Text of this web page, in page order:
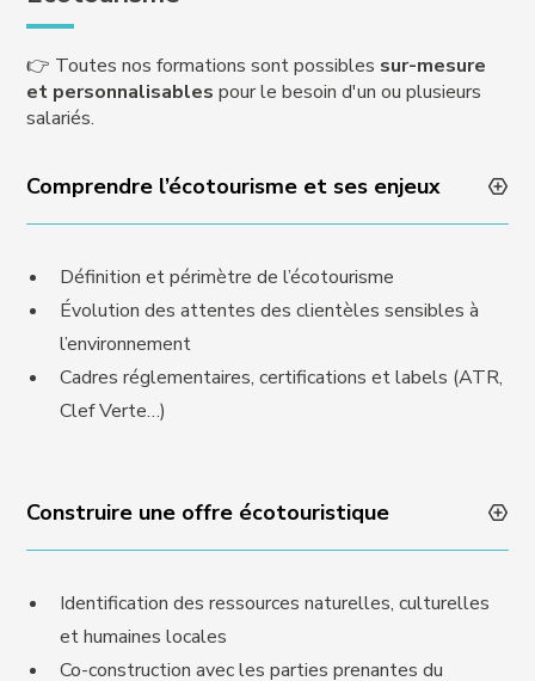
👉 Toutes nos formations sont possibles sur-mesure
et personnalisables pour le besoin d'un ou plusieurs
salariés.
Comprendre l’écotourisme et ses enjeux
Définition et périmètre de l’écotourisme
Évolution des attentes des clientèles sensibles à
l’environnement
Cadres réglementaires, certifications et labels (ATR,
Clef Verte…)
Construire une offre écotouristique
Identification des ressources naturelles, culturelles
et humaines locales
Co-construction avec les parties prenantes du